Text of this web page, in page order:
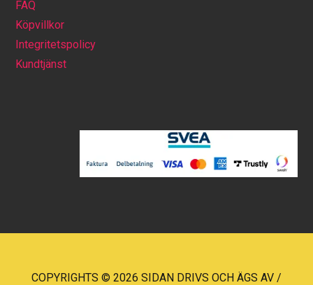
FAQ
Köpvillkor
Integritetspolicy
Kundtjänst
COPYRIGHTS © 2026 SIDAN DRIVS OCH ÄGS AV /